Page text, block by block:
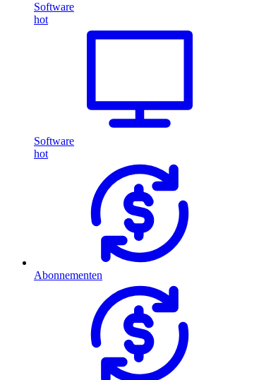
Software
hot
Software
hot
Abonnementen